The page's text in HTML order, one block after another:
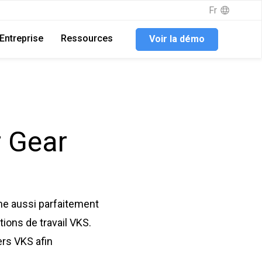
Fr
Entreprise Ressources Voir la démo
aussi parfaitement
de travail VKS.
VKS afin